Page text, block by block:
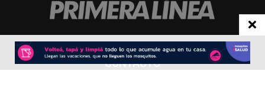
CONTACTO